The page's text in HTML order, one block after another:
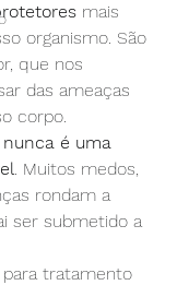
mais
organismo. São
que nos
das ameaças
corpo.
é uma
. Muitos medos,
rondam a
ser submetido a
tratamento